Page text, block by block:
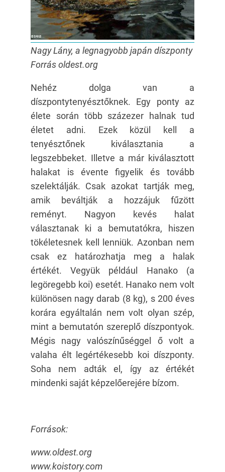
Nagy Lány, a legnagyobb japán díszponty
Forrás oldest.org
Nehéz dolga van a
díszpontytenyésztőknek. Egy ponty az
élete során több százezer halnak tud
életet adni. Ezek közül kell a
tenyésztőnek kiválasztania a
legszebbeket. Illetve a már kiválasztott
halakat is évente figyelik és tovább
szelektálják. Csak azokat tartják meg,
amik beváltják a hozzájuk fűzött
reményt. Nagyon kevés halat
választanak ki a bemutatókra, hiszen
tökéletesnek kell lenniük. Azonban nem
csak ez határozhatja meg a halak
értékét. Vegyük például Hanako (a
legöregebb koi) esetét. Hanako nem volt
különösen nagy darab (8 kg), s 200 éves
korára egyáltalán nem volt olyan szép,
mint a bemutatón szereplő díszpontyok.
Mégis nagy valószínűséggel ő volt a
valaha élt legértékesebb koi díszponty.
Soha nem adták el, így az értékét
mindenki saját képzelőerejére bízom.
Források:
www.oldest.org
www.koistory.com